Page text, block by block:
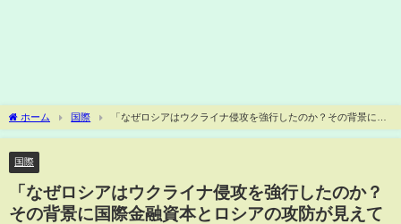
ホーム 国際
「なぜロシアはウクライナ侵攻を強行したのか？その背景に国
際金融資本とロシアの攻防が見えてくる」西田昌司の政策議論「西田ビジョン」【週
国際
「なぜロシアはウクライナ侵攻を強行したのか？
その背景に国際金融資本とロシアの攻防が見えて